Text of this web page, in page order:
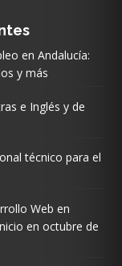
en Andalucía:
y más
e Inglés y de
técnico para el
Web en
en octubre de